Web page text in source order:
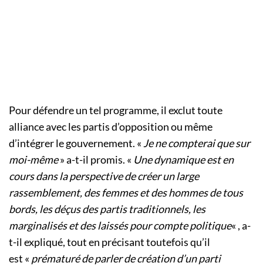
Pour défendre un tel programme, il exclut toute
alliance avec les partis d’opposition ou même
d’intégrer le gouvernement. «Je ne compterai que sur
moi-même» a-t-il promis. « Une dynamique est en
cours dans la perspective de créer un large
rassemblement, des femmes et des hommes de tous
bords, les déçus des partis traditionnels, les
marginalisés et des laissés pour compte politique« , a-
t-il expliqué, tout en précisant toutefois qu’il
est « prématuré de parler de création d’un parti